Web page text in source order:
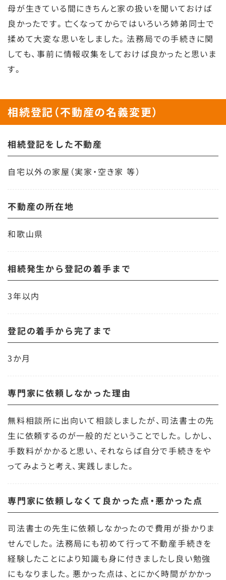
母が生きている間にきちんと家の扱いを聞いておけば
良かったです。亡くなってからではいろいろ姉弟同士で
揉めて大変な思いをしました。法務局での手続きに関
しても、事前に情報収集をしておけば良かったと思いま
す。
相続登記（不動産の名義変更）
相続登記をした不動産
自宅以外の家屋（実家・空き家 等）
不動産の所在地
和歌山県
相続発生から登記の着手まで
3年以内
登記の着手から完了まで
3か月
専門家に依頼しなかった理由
無料相談所に出向いて相談しましたが、司法書士の先
生に依頼するのが一般的だということでした。しかし、
手数料がかかると思い、それならば自分で手続きをや
ってみようと考え、実践しました。
専門家に依頼しなくて良かった点・悪かった点
司法書士の先生に依頼しなかったので費用が掛かりま
せんでした。法務局にも初めて行って不動産手続きを
経験したことにより知識も身に付きましたし良い勉強
にもなりました。悪かった点は、とにかく時間がかかっ